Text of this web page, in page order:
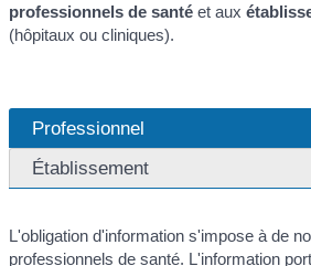
professionnels de santé et aux
(hôpitaux ou cliniques).
Professionnel
Établissement
L'obligation d'information s'impose à de
professionnels de santé. L'information